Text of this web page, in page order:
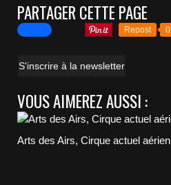
PARTAGER CETTE PAGE
Repost 0
S'inscrire à la newsletter
VOUS AIMEREZ AUSSI :
Arts des Airs, Cirque actuel aérien